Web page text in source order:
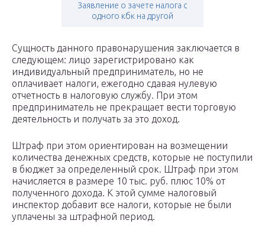
Заявление о зачете налога с
одного кбк на другой
Сущность данного правонарушения заключается в
следующем: лицо зарегистрировано как
индивидуальный предприниматель, но не
оплачивает налоги, ежегодно сдавая нулевую
отчетность в налоговую службу. При этом
предприниматель не прекращает вести торговую
деятельность и получать за это доход.
Штраф при этом ориентирован на возмещении
количества денежных средств, которые не поступили
в бюджет за определенный срок. Штраф при этом
начисляется в размере 10 тыс. руб. плюс 10% от
полученного дохода. К этой сумме налоговый
инспектор добавит все налоги, которые не были
уплачены за штрафной период.